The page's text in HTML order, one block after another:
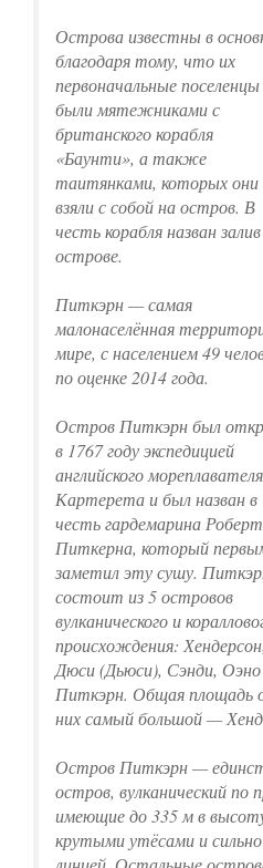
Острова известны в
благодаря тому, что их
первоначальные поселенцы
были мятежниками с
британского корабля
«Баунти», а также
таитянками, которых они
взяли с собой на остров. В
честь корабля назван
острове.
Питкэрн — самая
малонаселённая
мире, с населением 49
по оценке 2014 года.
Остров Питкэрн был
в 1767 году экспедицией
английского
Картерета и был назван в
честь гардемарина
Питкерна, который
заметил эту сушу.
состоит из 5 островов
вулканического и
происхождения: Хендерсон,
Дюси (Дьюси), Сэнди,
Питкэрн. Общая площадь
них самый большой —
Остров Питкэрн —
остров, вулканический по
имеющие до 335 м в
крутыми утёсами и сильно